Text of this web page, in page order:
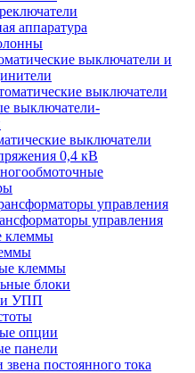
аппаратура
выключатели и
выключатели
выключатели-
выключатели
0,4 кВ
управления
управления
клеммы
клеммы
блоки
и УПП
опции
панели
звена постоянного тока